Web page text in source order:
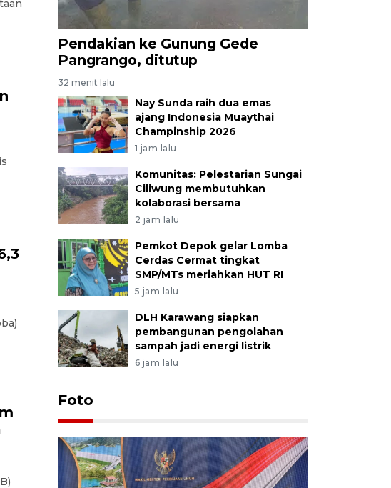
Pendakian ke Gunung Gede
Pangrango, ditutup
32 menit lalu
Nay Sunda raih dua emas
ajang Indonesia Muaythai
Champinship 2026
1 jam lalu
Komunitas: Pelestarian Sungai
Ciliwung membutuhkan
kolaborasi bersama
2 jam lalu
Pemkot Depok gelar Lomba
Cerdas Cermat tingkat
SMP/MTs meriahkan HUT RI
5 jam lalu
DLH Karawang siapkan
pembangunan pengolahan
sampah jadi energi listrik
6 jam lalu
Foto